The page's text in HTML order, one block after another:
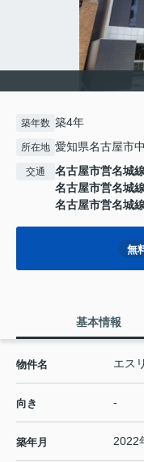
築年数 築4年
所在地 愛知県名古屋市
交通 名古屋市営名城
名古屋市営名城
名古屋市営名城
無
基本情報
物件名 エス
向き -
築年月 2022